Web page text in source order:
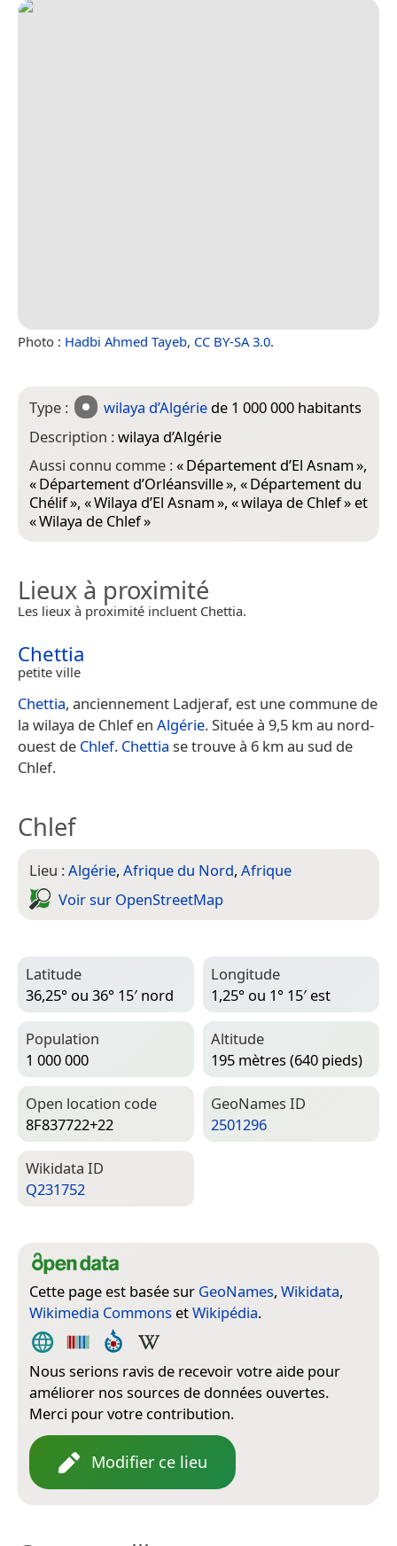
Photo : Hadbi Ahmed Tayeb, CC BY-SA 3.0.
Type : wilaya d’Algérie de 1 000 000 habitants
Description :wilaya d’Algérie
Aussi connu comme :«Département d’El Asnam»,
«Département d’Orléansville», «Département du
Chélif», «Wilaya d’El Asnam», «wilaya de Chlef» et
«Wilaya de Chlef»
Lieux à proximité
Les lieux à proximité incluent Chettia.
Chettia
petite ville
Chettia, anciennement Ladjeraf, est une commune de
la wilaya de Chlef en Algérie. Située à 9,5 km au nord-
ouest de Chlef. Chettia se trouve à 6 km au sud de
Chlef.
Chlef
Lieu :Algérie, Afrique du Nord, Afrique
Voir sur Open­Street­Map
Latitude
36,25° ou 36° 15′ nord
Longitude
1,25° ou 1° 15′ est
Population
1 000 000
Altitude
195 mètres (640 pieds)
Open location code
8F837722+22
Geo­Names ID
2501296
Wiki­data ID
Q231752
Cette page est basée sur GeoNames, Wikidata,
Wikimedia Commons etWikipédia.
Nous serions ravis de recevoir votre aide pour
améliorer nos sources de données ouvertes.
Merci pour votre contribution.
Modifier ce lieu